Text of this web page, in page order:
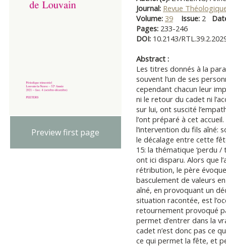
Preview first page
Journal: Revue
Volume: 39 Issue: 2
Pages: 233-246
DOI: 10.2143/
Abstract :
Les titres donnés à la
souvent l’un de ses
cependant chacun leur
ni le retour du cadet ni
sur lui, ont suscité
l’ont préparé à cet
l’intervention du fils aîné:
le décalage entre cette
15: la thématique ‘perdu
ont ici disparu. Alors que
rétribution, le père
basculement de valeurs
aîné, en provoquant un
situation racontée, est
retournement provoqué
permet d’entrer dans la
cadet n’est donc pas ce
ce qui permet la fête, et